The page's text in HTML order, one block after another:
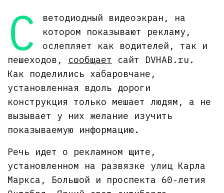
С
ветодиодный видеоэкран, на
котором показывают рекламу,
ослепляет как водителей, так и
пешеходов, сообщает сайт DVHAB.ru.
Как поделились хабаровчане,
установленная вдоль дороги
конструкция только мешает людям, а не
вызывает у них желание изучить
показываемую информацию.
Речь идет о рекламном щите,
установленном на развязке улиц Карла
Маркса, Большой и проспекта 60-летия